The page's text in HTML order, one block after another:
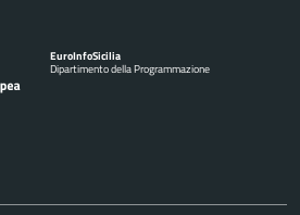
EuroInfoSicilia
Dipartimento della Programmazione